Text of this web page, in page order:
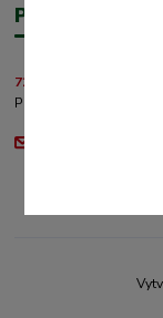
Potřebujete
721 650 359, 774 174
Po - Pá: 9:00 - 18:00